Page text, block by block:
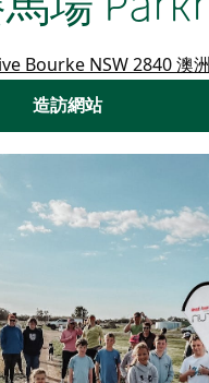
Bourke NSW 2840 澳洲
造訪網站